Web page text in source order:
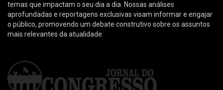
temas que impactam o seu dia a dia. Nossas análises
aprofundadas e reportagens exclusivas visam informar e engajar
o público, promovendo um debate construtivo sobre os assuntos
mais relevantes da atualidade.